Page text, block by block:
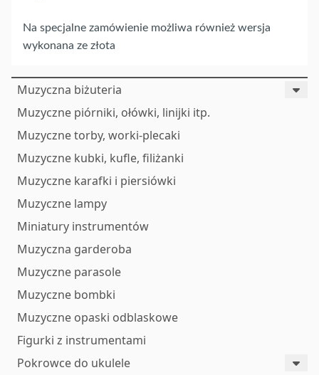
Muzyczna biżuteria
Muzyczne piórniki, ołówki, linijki itp.
Muzyczne torby, worki-plecaki
Muzyczne kubki, kufle, filiżanki
Muzyczne karafki i piersiówki
Muzyczne lampy
Miniatury instrumentów
Muzyczna garderoba
Muzyczne parasole
Muzyczne bombki
Muzyczne opaski odblaskowe
Figurki z instrumentami
Pokrowce do ukulele
Na specjalne zamówienie możliwa również wersja
wykonana ze złota